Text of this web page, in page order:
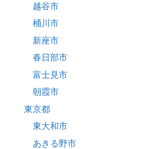
越谷市
桶川市
新座市
春日部市
富士見市
朝霞市
東京都
東大和市
あきる野市